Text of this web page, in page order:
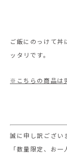
ご飯にのっけて丼
ッタリです。
※こちらの商品は
誠に申し訳ござい
「数量限定、お